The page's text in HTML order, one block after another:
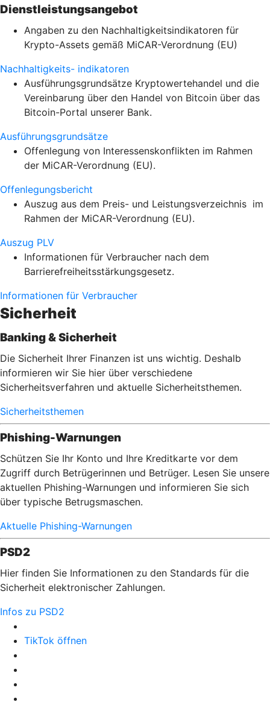
Dienstleistungsangebot
Angaben zu den Nachhaltigkeitsindikatoren für
Krypto-Assets gemäß MiCAR-Verordnung (EU)
Nachhaltigkeits- indikatoren
Ausführungsgrundsätze Kryptowertehandel und die
Vereinbarung über den Handel von Bitcoin über das
Bitcoin-Portal unserer Bank.
Ausführungsgrundsätze
Offenlegung von Interessenskonflikten im Rahmen
der MiCAR-Verordnung (EU).
Offenlegungsbericht
Auszug aus dem Preis- und Leistungsverzeichnis im
Rahmen der MiCAR-Verordnung (EU).
Auszug PLV
Informationen für Verbraucher nach dem
Barrierefreiheitsstärkungsgesetz.
Informationen für Verbraucher
Sicherheit
Banking & Sicherheit
Die Sicherheit Ihrer Finanzen ist uns wichtig. Deshalb
informieren wir Sie hier über verschiedene
Sicherheitsverfahren und aktuelle Sicherheitsthemen.
Sicherheitsthemen
Phishing-Warnungen
Schützen Sie Ihr Konto und Ihre Kreditkarte vor dem
Zugriff durch Betrügerinnen und Betrüger. Lesen Sie unsere
aktuellen Phishing-Warnungen und informieren Sie sich
über typische Betrugsmaschen.
Aktuelle Phishing-Warnungen
PSD2
Hier finden Sie Informationen zu den Standards für die
Sicherheit elektronischer Zahlungen.
Infos zu PSD2
TikTok öffnen